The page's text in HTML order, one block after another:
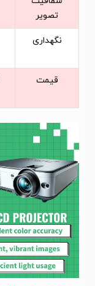
تصویر
نگهداری
قیمت